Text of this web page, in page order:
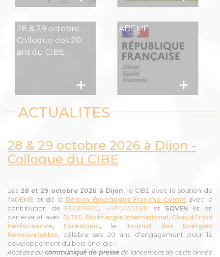
28 & 29 octobre :
Colloque des 20
ans du CIBE
ADEME
ACTUALITES
28 & 29 octobre 2026 à Dijon -
Colloque du CIBE
Les 28 et 29 octobre 2026 à Dijon, le CIBE avec le soutien de
l'ADEME et de la Région Bourgogne-Franche-Comté avec la
contribution de FEDERREC, HARGASSNER et SOVEN et en
partenariat avec l'ATEE, Bioénergie International , Chaud Froid
Performance, Forestopic, le Journal des Énergies
Renouvelables, célèbre ses 20 ans d’engagement pour le
développement du bois-énergie !
Accédez au communiqué de pressede lancement de cette année